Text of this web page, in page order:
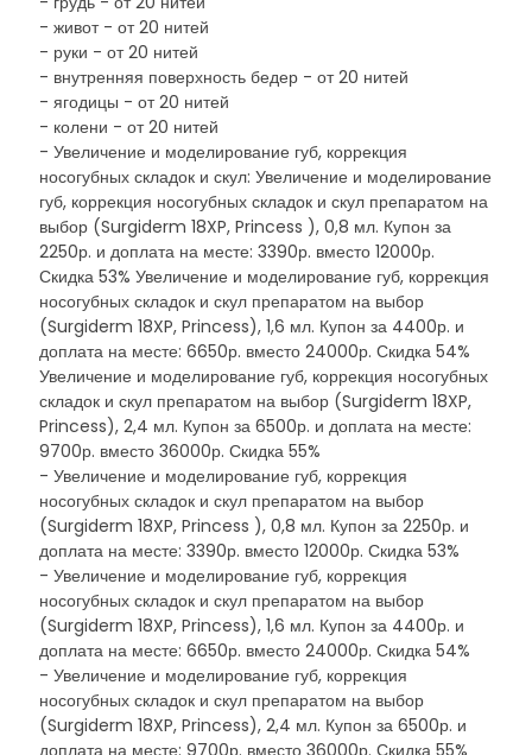
- живот - от 20 нитей
- руки - от 20 нитей
- внутренняя поверхность бедер - от 20 нитей
- ягодицы - от 20 нитей
- колени - от 20 нитей
- Увеличение и моделирование губ, коррекция
носогубных складок и скул: Увеличение и моделирование
губ, коррекция носогубных складок и скул препаратом на
выбор (Surgiderm 18XP, Princess ), 0,8 мл. Купон за
2250р. и доплата на месте: 3390р. вместо 12000р.
Скидка 53% Увеличение и моделирование губ, коррекция
носогубных складок и скул препаратом на выбор
(Surgiderm 18XP, Princess), 1,6 мл. Купон за 4400р. и
доплата на месте: 6650р. вместо 24000р. Скидка 54%
Увеличение и моделирование губ, коррекция носогубных
складок и скул препаратом на выбор (Surgiderm 18XP,
Princess), 2,4 мл. Купон за 6500р. и доплата на месте:
9700р. вместо 36000р. Скидка 55%
- Увеличение и моделирование губ, коррекция
носогубных складок и скул препаратом на выбор
(Surgiderm 18XP, Princess ), 0,8 мл. Купон за 2250р. и
доплата на месте: 3390р. вместо 12000р. Скидка 53%
- Увеличение и моделирование губ, коррекция
носогубных складок и скул препаратом на выбор
(Surgiderm 18XP, Princess), 1,6 мл. Купон за 4400р. и
доплата на месте: 6650р. вместо 24000р. Скидка 54%
- Увеличение и моделирование губ, коррекция
носогубных складок и скул препаратом на выбор
(Surgiderm 18XP, Princess), 2,4 мл. Купон за 6500р. и
доплата на месте: 9700р. вместо 36000р. Скидка 55%